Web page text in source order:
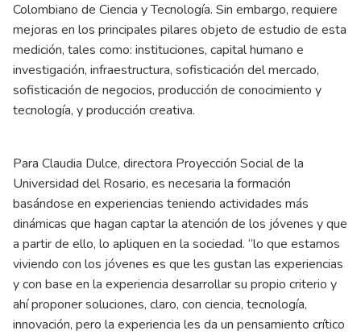
Colombiano de Ciencia y Tecnología. Sin embargo, requiere
mejoras en los principales pilares objeto de estudio de esta
medición, tales como: instituciones, capital humano e
investigación, infraestructura, sofisticación del mercado,
sofisticación de negocios, producción de conocimiento y
tecnología, y producción creativa.
Para Claudia Dulce, directora Proyección Social de la
Universidad del Rosario, es necesaria la formación
basándose en experiencias teniendo actividades más
dinámicas que hagan captar la atención de los jóvenes y que
a partir de ello, lo apliquen en la sociedad. “lo que estamos
viviendo con los jóvenes es que les gustan las experiencias
y con base en la experiencia desarrollar su propio criterio y
ahí proponer soluciones, claro, con ciencia, tecnología,
innovación, pero la experiencia les da un pensamiento crítico